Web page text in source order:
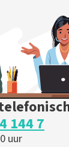
144 7
uur